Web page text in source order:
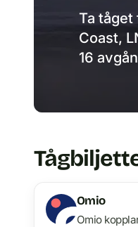
Ta tåget
Coast,
16
Omio
Omio